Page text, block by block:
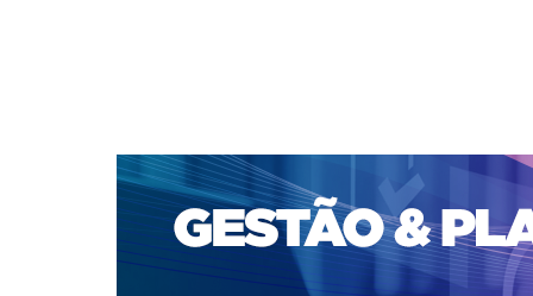
CAPA SOBRE ACESSO CADASTRO
PORTAL DE REVISTAS DA UNIFACS
SUBMISSÕES
PARA SUBMISSÃO DE ARTIGOS
TUTORIAL PARA
Capa Machado